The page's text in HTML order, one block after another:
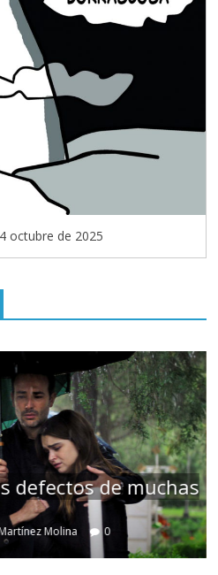
octubre de 2025
interclasista en la
mexicana
Julio Martínez Molina 0